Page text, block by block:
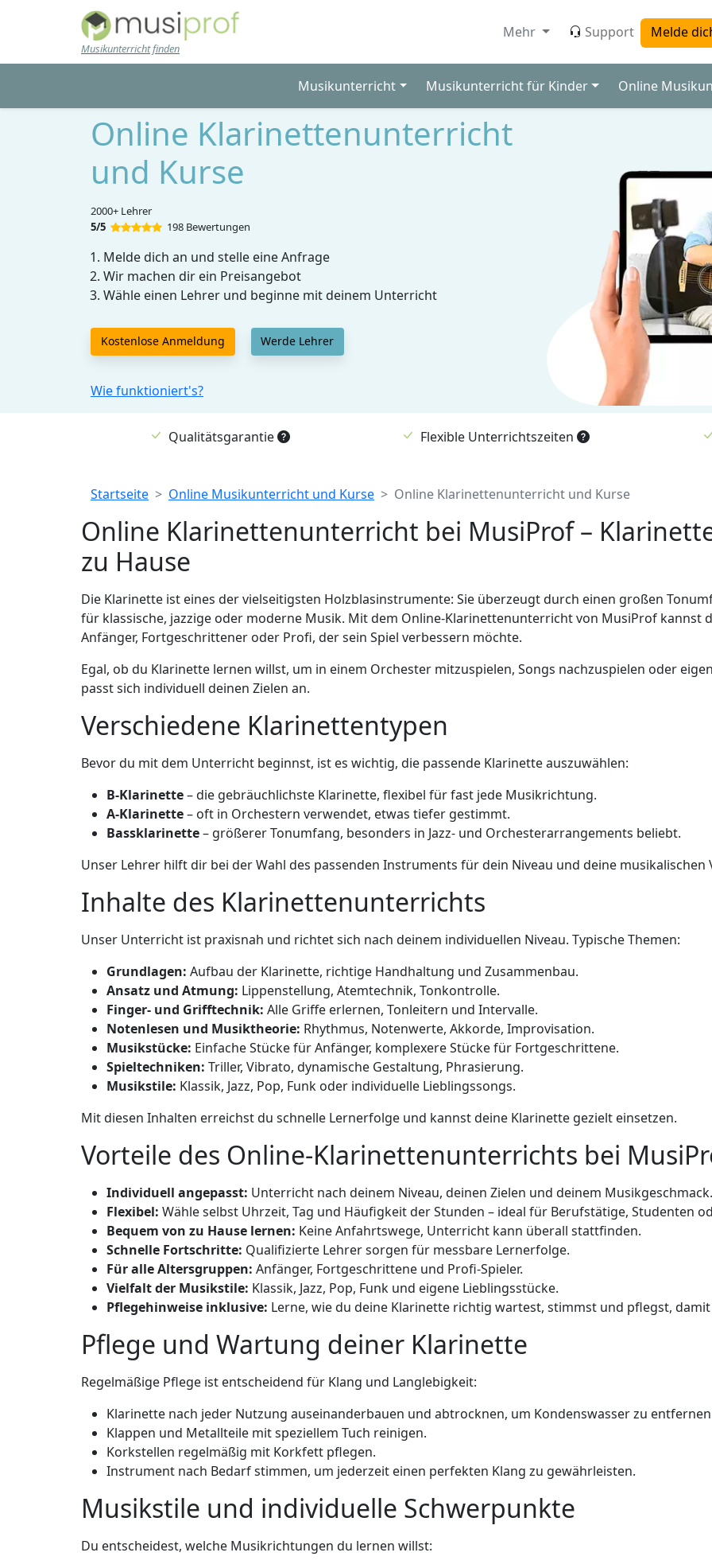
Skip to main content
Musikunterricht finden
Mehr Support Melde
Musikunterricht Musikunterricht für Kinder Online
Online Klarinettenunterricht
und Kurse
2000+ Lehrer
5/5
198 Bewertungen
Melde dich an und stelle eine Anfrage
Wir machen dir ein Preisangebot
Wähle einen Lehrer und beginne mit deinem Unterricht
Kostenlose Anmeldung Werde Lehrer
Wie funktioniert's?
Qualitätsgarantie Flexible Unterrichtszeiten
Breadcrumb
Startseite Online Musikunterricht und Kurse Online Klarinettenunterricht und Kurse
Online Klarinettenunterricht bei MusiProf –
zu Hause
Die Klarinette ist eines der vielseitigsten Holzblasinstrumente: Sie überzeugt durch einen großen
für klassische, jazzige oder moderne Musik. Mit dem Online-Klarinettenunterricht von MusiProf kannst
Anfänger, Fortgeschrittener oder Profi, der sein Spiel verbessern möchte.
Egal, ob du Klarinette lernen willst, um in einem Orchester mitzuspielen, Songs nachzuspielen oder
passt sich individuell deinen Zielen an.
Verschiedene Klarinettentypen
Bevor du mit dem Unterricht beginnst, ist es wichtig, die passende Klarinette auszuwählen:
B-Klarinette– die gebräuchlichste Klarinette, flexibel für fast jede Musikrichtung.
A-Klarinette– oft in Orchestern verwendet, etwas tiefer gestimmt.
Bassklarinette– größerer Tonumfang, besonders in Jazz- und Orchesterarrangements beliebt.
Unser Lehrer hilft dir bei der Wahl des passenden Instruments für dein Niveau und deine musikalischen
Inhalte des Klarinettenunterrichts
Unser Unterricht ist praxisnah und richtet sich nach deinem individuellen Niveau. Typische Themen:
Grundlagen: Aufbau der Klarinette, richtige Handhaltung und Zusammenbau.
Ansatz und Atmung: Lippenstellung, Atemtechnik, Tonkontrolle.
Finger- und Grifftechnik: Alle Griffe erlernen, Tonleitern und Intervalle.
Notenlesen und Musiktheorie: Rhythmus, Notenwerte, Akkorde, Improvisation.
Musikstücke: Einfache Stücke für Anfänger, komplexere Stücke für Fortgeschrittene.
Spieltechniken: Triller, Vibrato, dynamische Gestaltung, Phrasierung.
Musikstile: Klassik, Jazz, Pop, Funk oder individuelle Lieblingssongs.
Mit diesen Inhalten erreichst du schnelle Lernerfolge und kannst deine Klarinette gezielt einsetzen.
Vorteile des Online-Klarinettenunterrichts bei
Individuell angepasst: Unterricht nach deinem Niveau, deinen Zielen und deinem Musikgeschmack.
Flexibel: Wähle selbst Uhrzeit, Tag und Häufigkeit der Stunden – ideal für Berufstätige, Studenten
Bequem von zu Hause lernen: Keine Anfahrtswege, Unterricht kann überall stattfinden.
Schnelle Fortschritte: Qualifizierte Lehrer sorgen für messbare Lernerfolge.
Für alle Altersgruppen: Anfänger, Fortgeschrittene und Profi-Spieler.
Vielfalt der Musikstile: Klassik, Jazz, Pop, Funk und eigene Lieblingsstücke.
Pflegehinweise inklusive: Lerne, wie du deine Klarinette richtig wartest, stimmst und pflegst,
Pflege und Wartung deiner Klarinette
Regelmäßige Pflege ist entscheidend für Klang und Langlebigkeit:
Klarinette nach jeder Nutzung auseinanderbauen und abtrocknen, um Kondenswasser zu
Klappen und Metallteile mit speziellem Tuch reinigen.
Korkstellen regelmäßig mit Korkfett pflegen.
Instrument nach Bedarf stimmen, um jederzeit einen perfekten Klang zu gewährleisten.
Musikstile und individuelle Schwerpunkte
Du entscheidest, welche Musikrichtungen du lernen willst: